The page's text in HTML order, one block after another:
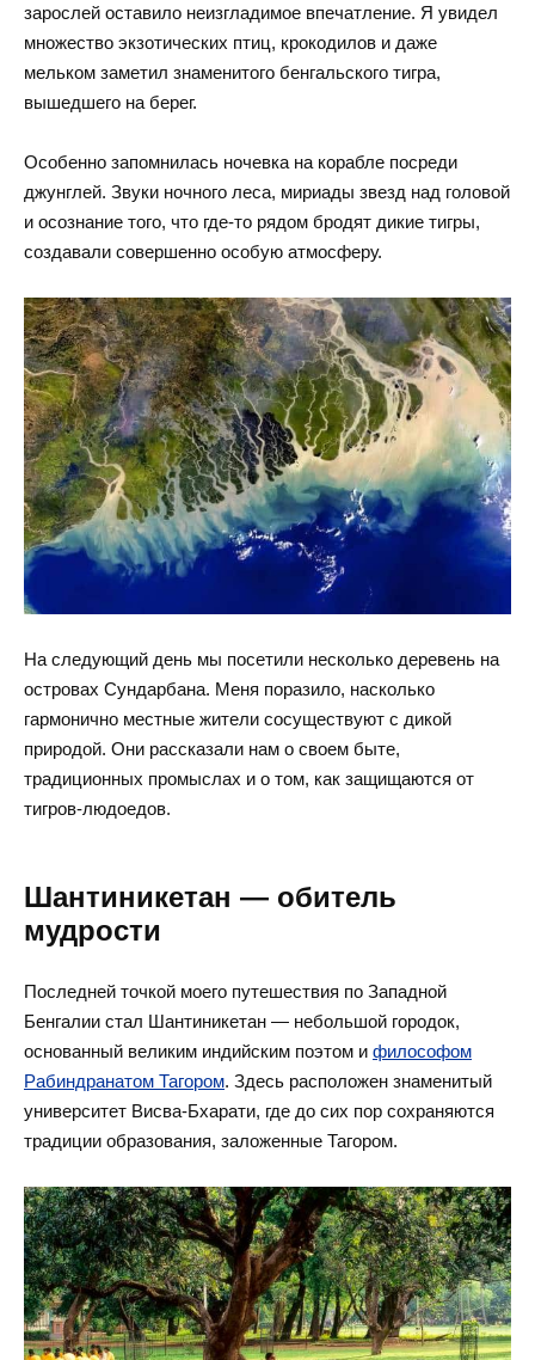
зарослей оставило неизгладимое впечатление. Я увидел
множество экзотических птиц, крокодилов и даже
мельком заметил знаменитого бенгальского тигра,
вышедшего на берег.
Особенно запомнилась ночевка на корабле посреди
джунглей. Звуки ночного леса, мириады звезд над головой
и осознание того, что где-то рядом бродят дикие тигры,
создавали совершенно особую атмосферу.
На следующий день мы посетили несколько деревень на
островах Сундарбана. Меня поразило, насколько
гармонично местные жители сосуществуют с дикой
природой. Они рассказали нам о своем быте,
традиционных промыслах и о том, как защищаются от
тигров-людоедов.
Шантиникетан — обитель
мудрости
Последней точкой моего путешествия по Западной
Бенгалии стал Шантиникетан — небольшой городок,
основанный великим индийским поэтом и философом
Рабиндранатом Тагором. Здесь расположен знаменитый
университет Висва-Бхарати, где до сих пор сохраняются
традиции образования, заложенные Тагором.